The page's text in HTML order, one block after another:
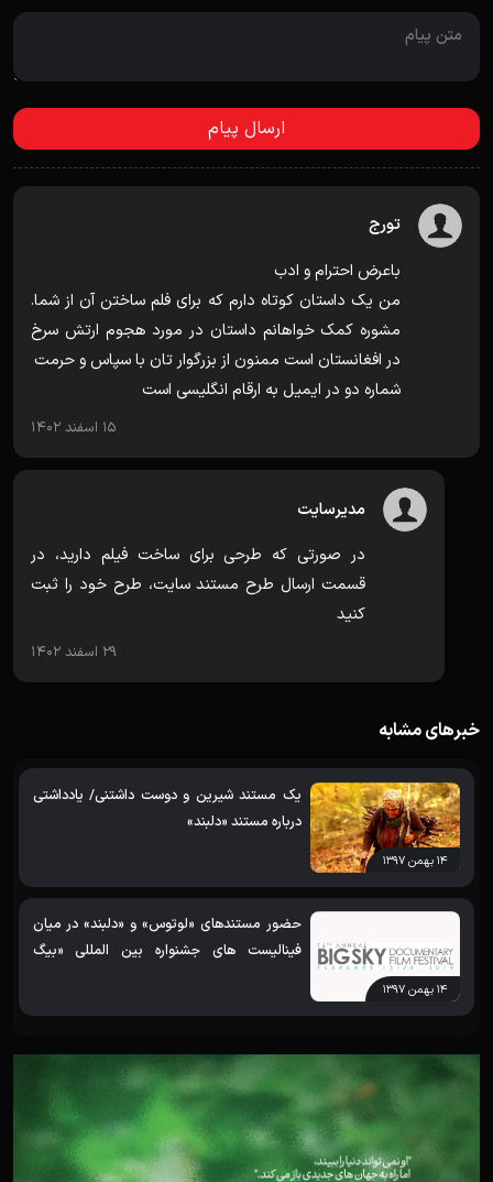
تورج
باعرض احترام و ادب
من یک داستان کوتاه دارم که برای فلم ساختن آن از شما.
مشوره کمک خواهانم داستان در مورد هجوم ارتش سرخ
در افغانستان است ممنون از بزرگوار تان با سپاس و حرمت
شماره دو در ایمیل به ارقام انگلیسی است
15 اسفند 1402
مدیرسایت
در صورتی که طرحی برای ساخت فیلم دارید، در
قسمت ارسال طرح مستند سایت، طرح خود را ثبت
کنید
29 اسفند 1402
خبرهای مشابه
۱۴ بهمن ۱۳۹۷
یک مستند شیرین و دوست داشتنی/ یادداشتی
درباره مستند «دلبند»
۱۴ بهمن ۱۳۹۷
حضور مستندهای «لوتوس» و «دلبند» در میان
فینالیست های جشنواره بین المللی «بیگ